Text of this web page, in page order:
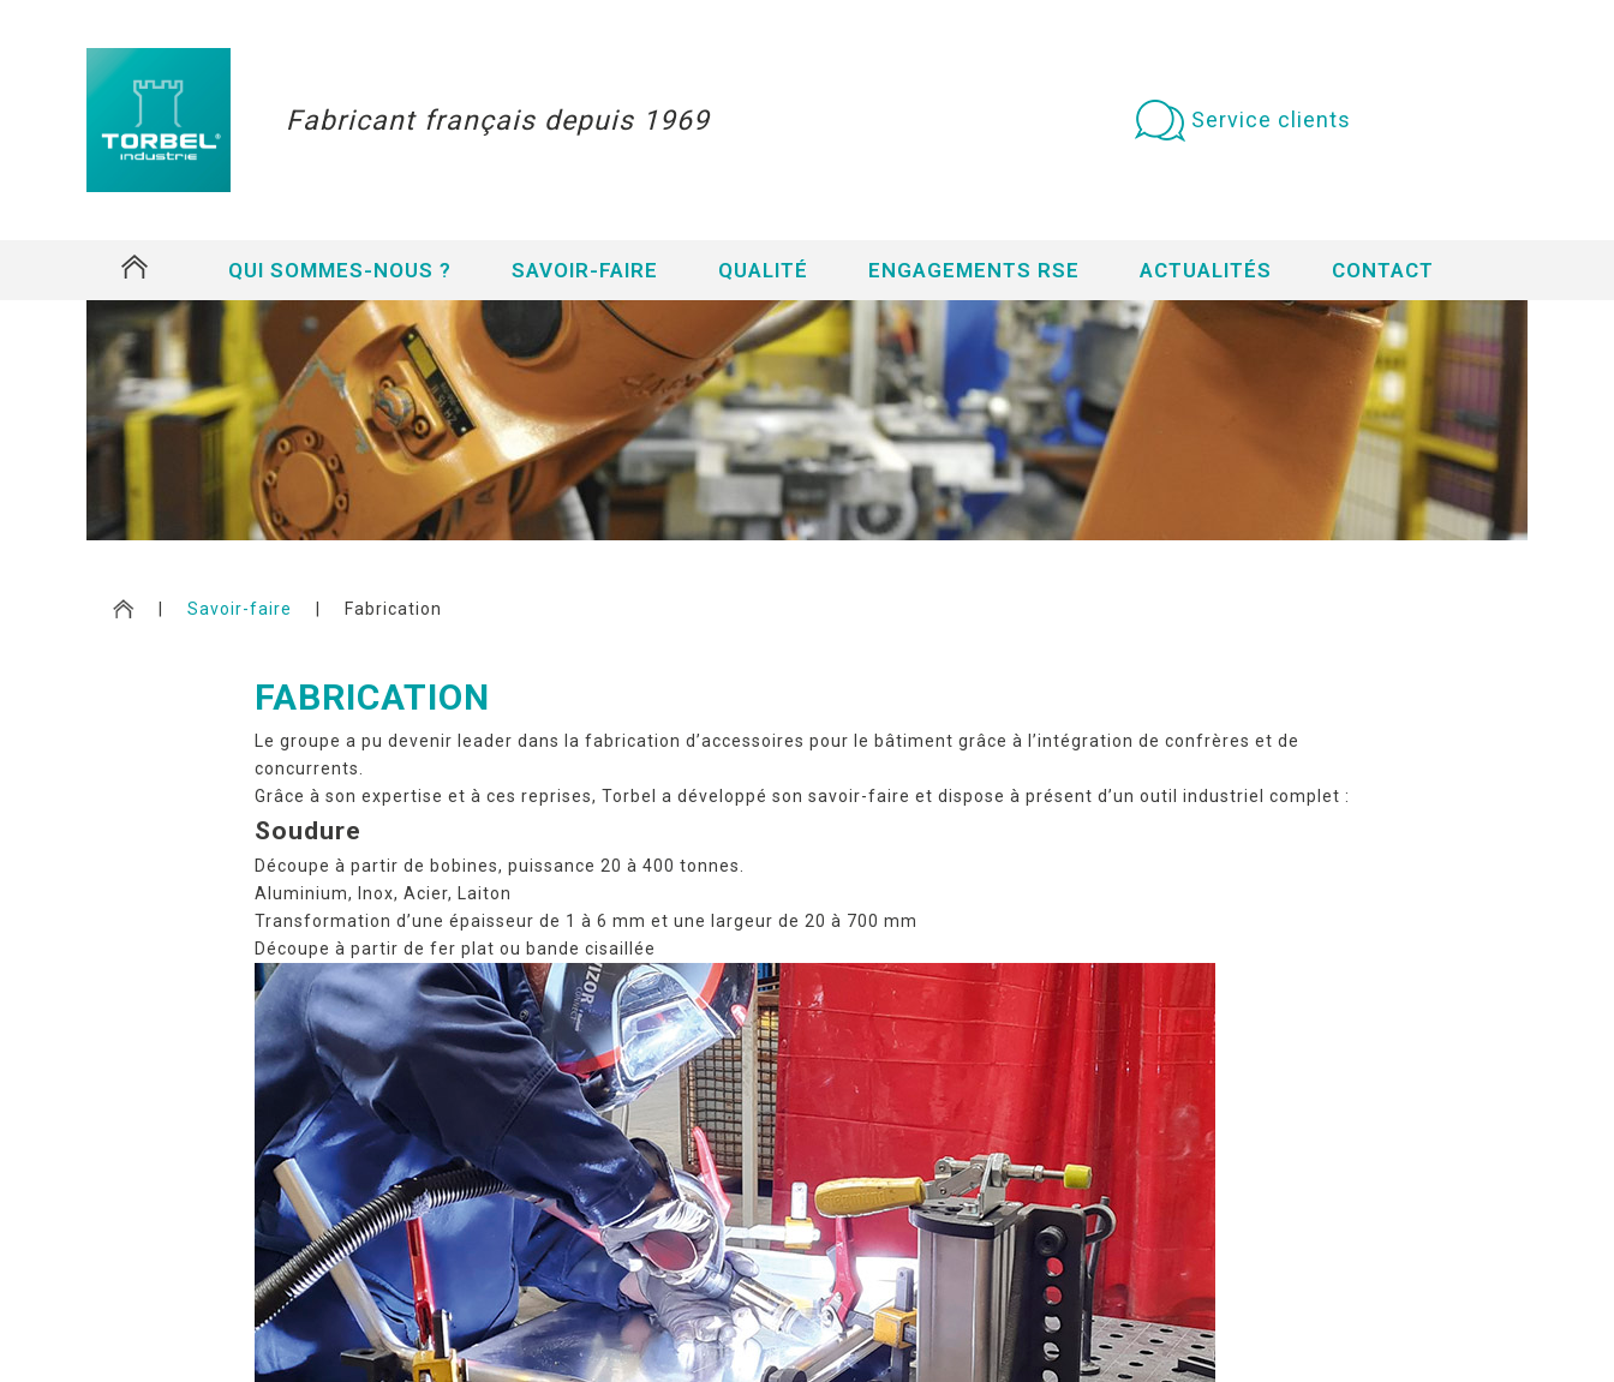
Fabricant français depuis 1969 Service clients
QUI SOMMES-NOUS ? SAVOIR-FAIRE QUALITÉ ENGAGEMENTS RSE ACTUALITÉS CONTACT
Savoir-faire Fabrication
FABRICATION
Le groupe a pu devenir leader dans la fabrication d’accessoires pour le bâtiment grâce à l’intégration de confrères et de
concurrents.
Grâce à son expertise et à ces reprises, Torbel a développé son savoir-faire et dispose à présent d’un outil industriel complet :
Soudure
Découpe à partir de bobines, puissance 20 à 400 tonnes.
Aluminium, Inox, Acier, Laiton
Transformation d’une épaisseur de 1 à 6 mm et une largeur de 20 à 700 mm
Découpe à partir de fer plat ou bande cisaillée